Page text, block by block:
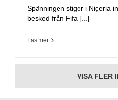
Spänningen stiger i Nigeria
besked från Fifa [...]
Läs mer
VISA FLER